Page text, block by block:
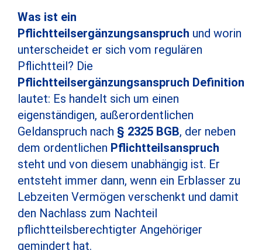
Was ist ein
Pflichtteilsergänzungsanspruch und worin
unterscheidet er sich vom regulären
Pflichtteil? Die
Pflichtteilsergänzungsanspruch Definition
lautet: Es handelt sich um einen
eigenständigen, außerordentlichen
Geldanspruch nach § 2325 BGB, der neben
dem ordentlichen Pflichtteilsanspruch
steht und von diesem unabhängig ist. Er
entsteht immer dann, wenn ein Erblasser zu
Lebzeiten Vermögen verschenkt und damit
den Nachlass zum Nachteil
pflichtteilsberechtigter Angehöriger
gemindert hat.